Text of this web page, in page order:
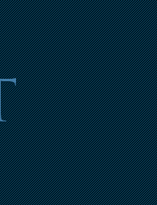
Jump to navigation